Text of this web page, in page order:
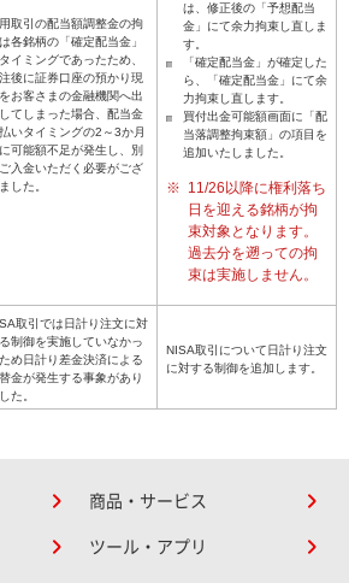
取引の配当額調整金の拘
各銘柄の「確定配当金」
イミングであったため、
後に証券口座の預かり現
お客さまの金融機関へ出
てしまった場合、配当金
いタイミングの2～3か月
可能額不足が発生し、別
入金いただく必要がござ
した。
は、修正後の「予想配当
金」にて余力拘束し直しま
す。
「確定配当金」が確定した
ら、「確定配当金」にて余
力拘束し直します。
買付出金可能額画面に「配
当落調整拘束額」の項目を
追加いたしました。
※ 11/26以降に権利落ち
日を迎える銘柄が拘
束対象となります。
過去分を遡っての拘
束は実施しません。
取引では日計り注文に対
制御を実施していなかっ
め日計り差金決済による
金が発生する事象があり
た。
NISA取引について日計り注文
に対する制御を追加します。
商品・サービス
ツール・アプリ